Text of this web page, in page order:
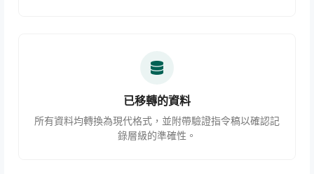
已移轉的資料
所有資料均轉換為現代格式，並附帶驗證指令稿以確認記
錄層級的準確性。